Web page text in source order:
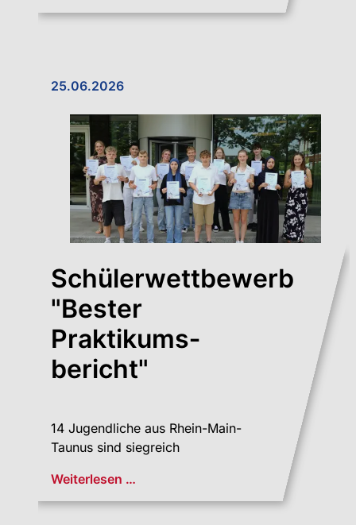
25.06.2026
Schülerwettbewerb
"Bester
Praktikums­
bericht"
14 Jugendliche aus Rhein-Main-
Taunus sind siegreich
Weiterlesen …